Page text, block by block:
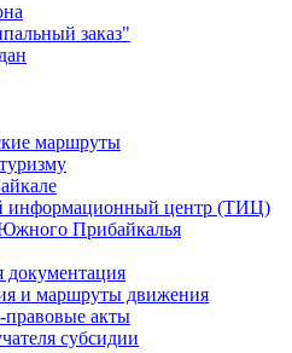
заказ"
маршруты
информационный центр (ТИЦ)
Прибайкалья
документация
и маршруты движения
акты
субсидии